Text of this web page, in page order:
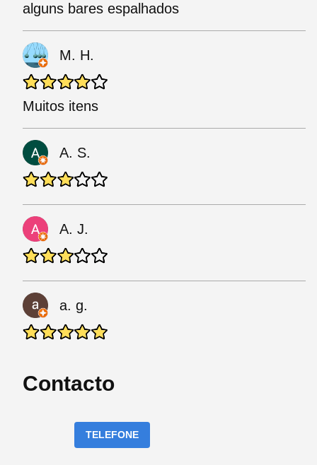
alguns bares espalhados
M. H.
Muitos itens
A. S.
A. J.
a. g.
Contacto
TELEFONE